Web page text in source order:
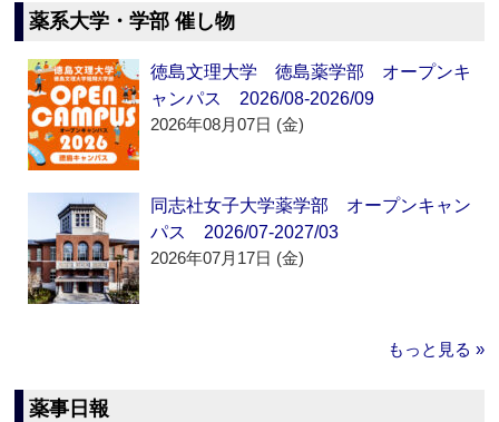
薬系大学・学部 催し物
徳島文理大学 徳島薬学部 オープンキ
ャンパス 2026/08-2026/09
2026年08月07日 (金)
同志社女子大学薬学部 オープンキャン
パス 2026/07-2027/03
2026年07月17日 (金)
もっと見る »
薬事日報